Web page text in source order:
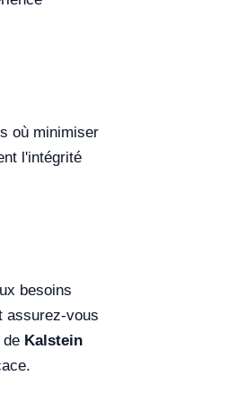
où minimiser
l'intégrité
besoins
assurez-vous
de Kalstein